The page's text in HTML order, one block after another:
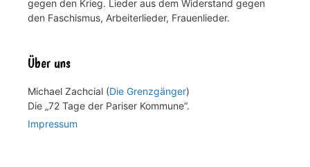
gegen den Krieg. Lieder aus dem Widerstand gegen
den Faschismus, Arbeiterlieder, Frauenlieder.
Über uns
Michael Zachcial (Die Grenzgänger)
Die „72 Tage der Pariser Kommune“.
Impressum